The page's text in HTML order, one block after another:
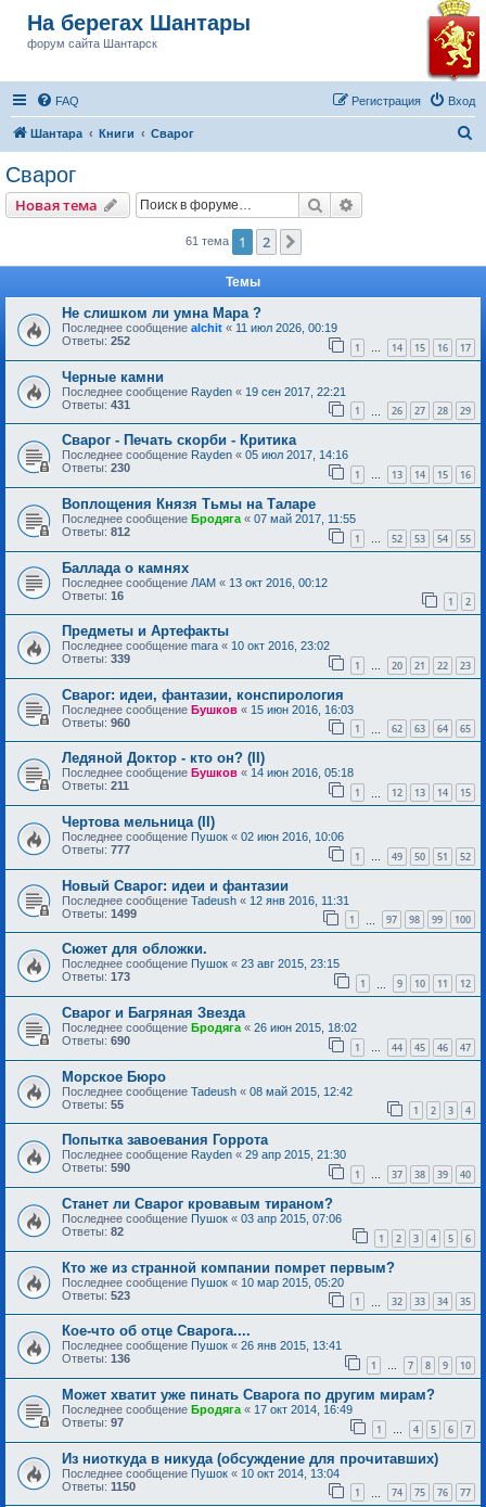
На берегах Шантары
форум сайта Шантарск
FAQ Вход
Регистрация
Шантара Книги Сварог
Сварог
Новая тема Поиск
61 тема 1 2
Темы
Не слишком ли умна Мара ?
Последнее сообщение alchit « 11 июл 2026, 00:19
Ответы: 252 1 … 14 15 16 17
Черные камни
Последнее сообщение Rayden « 19 сен 2017, 22:21
Ответы: 431 1 26 27 28 29
Сварог - Печать скорби - Критика
Последнее сообщение Rayden « 05 июл 2017, 14:16
Ответы: 230 1 … 13 14 15 16
Воплощения Князя Тьмы на Таларе
Последнее сообщение Бродяга « 07 май 2017, 11:55
Ответы: 812 1 … 52 53 54 55
Баллада о камнях
Последнее сообщение ЛАМ « 13 окт 2016, 00:12
Ответы: 16 1 2
Предметы и Артефакты
Последнее сообщение mara « 10 окт 2016, 23:02
Ответы: 339 1 … 20 21 22 23
Сварог: идеи, фантазии, конспирология
Последнее сообщение Бушков « 15 июн 2016, 16:03
Ответы: 960 1 62 63 64 65
Ледяной Доктор - кто он? (II)
Последнее сообщение Бушков « 14 июн 2016, 05:18
Ответы: 211 1 12 13 14 15
Чертова мельница (II)
Последнее сообщение Пушок « 02 июн 2016, 10:06
Ответы: 777 1 … 49 50 51 52
Новый Сварог: идеи и фантазии
Последнее сообщение Tadeush « 12 янв 2016, 11:31
Ответы: 1499 1 97 98 99 100
Сюжет для обложки.
Последнее сообщение Пушок « 23 авг 2015, 23:15
Ответы: 173 1 9 10 11 12
Сварог и Багряная Звезда
Последнее сообщение Бродяга « 26 июн 2015, 18:02
Ответы: 690 1 … 44 45 46 47
Морское Бюро
Последнее сообщение Tadeush « 08 май 2015, 12:42
Ответы: 55 1 2 3 4
Попытка завоевания Горрота
Последнее сообщение Rayden « 29 апр 2015, 21:30
Ответы: 590 1 … 37 38 39 40
Станет ли Сварог кровавым тираном?
Последнее сообщение Пушок « 03 апр 2015, 07:06
Ответы: 82 1 2 3 4 5 6
Кто же из странной компании помрет первым?
Последнее сообщение Пушок « 10 мар 2015, 05:20
Ответы: 523 1 32 33 34 35
Кое-что об отце Сварога....
Последнее сообщение Пушок « 26 янв 2015, 13:41
Ответы: 136 1 … 7 8 9 10
Может хватит уже пинать Сварога по другим мирам?
Последнее сообщение Бродяга « 17 окт 2014, 16:49
Ответы: 97 1 4 5 6 7
Из ниоткуда в никуда (обсуждение для прочитавших)
Последнее сообщение Пушок « 10 окт 2014, 13:04
Ответы: 1150 1 74 75 76 77